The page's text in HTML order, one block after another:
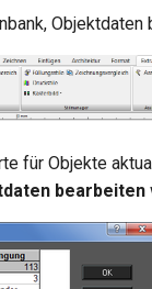
Objektdaten
für Objekte
bearbeiten